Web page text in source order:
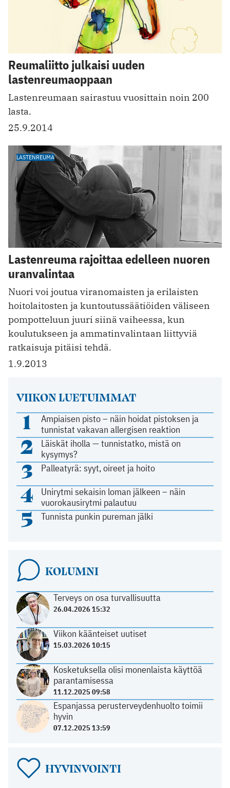
Reumaliitto julkaisi uuden
lastenreumaoppaan
Lastenreumaan sairastuu vuosittain noin 200
lasta.
25.9.2014
LASTENREUMA
Lastenreuma rajoittaa edelleen nuoren
uranvalintaa
Nuori voi joutua viranomaisten ja erilaisten
hoitolaitosten ja kuntoutussäätiöiden väliseen
pompotteluun juuri siinä vaiheessa, kun
koulutukseen ja ammatinvalintaan liittyviä
ratkaisuja pitäisi tehdä.
1.9.2013
VIIKON LUETUIMMAT
1
Ampiaisen pisto – näin hoidat pistoksen ja
tunnistat vakavan allergisen reaktion
2
Läiskät iholla — tunnistatko, mistä on
kysymys?
3 Palleatyrä: syyt, oireet ja hoito
4
Unirytmi sekaisin loman jälkeen – näin
vuorokausirytmi palautuu
5 Tunnista punkin pureman jälki
KOLUMNI
Terveys on osa turvallisuutta
26.04.2026 15:32
Viikon käänteiset uutiset
15.03.2026 10:15
Kosketuksella olisi monenlaista käyttöä
parantamisessa
11.12.2025 09:58
Espanjassa perusterveydenhuolto toimii
hyvin
07.12.2025 13:59
HYVINVOINTI